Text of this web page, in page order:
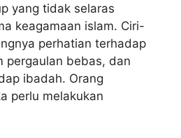
yang tidak selaras
keagamaan islam. Ciri-
perhatian terhadap
pergaulan bebas, dan
ibadah. Orang
perlu melakukan